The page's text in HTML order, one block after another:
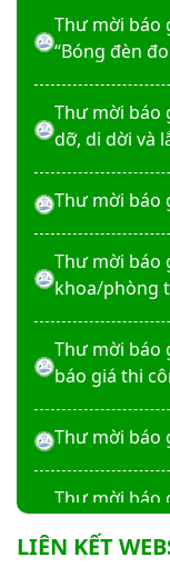
Thư mời báo
“Bóng đèn
hóa Erba XL-
Thư mời báo
dỡ, di dời và
kỹ thuật số”
Thư mời báo
Thư mời báo
khoa/phòng
Thư mời báo
báo giá thi
ăn từ thiện
Thư mời báo
Thư mời báo
LIÊN KẾT